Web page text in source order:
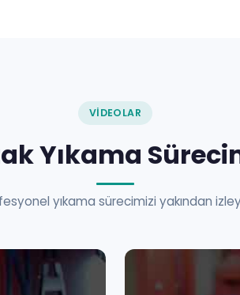
VIDEOLAR
Yıkama
yıkama sürecimizi yakından